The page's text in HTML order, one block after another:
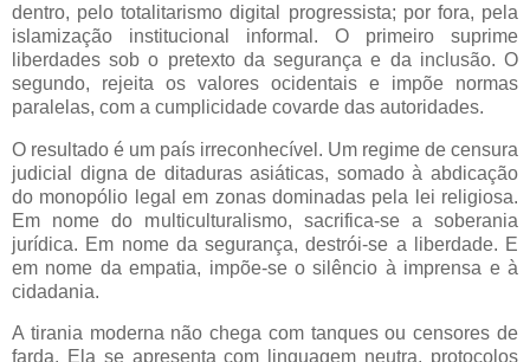
dentro, pelo totalitarismo digital progressista; por fora, pela
islamização institucional informal. O primeiro suprime
liberdades sob o pretexto da segurança e da inclusão. O
segundo, rejeita os valores ocidentais e impõe normas
paralelas, com a cumplicidade covarde das autoridades.
O resultado é um país irreconhecível. Um regime de censura
judicial digna de ditaduras asiáticas, somado à abdicação
do monopólio legal em zonas dominadas pela lei religiosa.
Em nome do multiculturalismo, sacrifica-se a soberania
jurídica. Em nome da segurança, destrói-se a liberdade. E
em nome da empatia, impõe-se o silêncio à imprensa e à
cidadania.
A tirania moderna não chega com tanques ou censores de
farda. Ela se apresenta com linguagem neutra, protocolos